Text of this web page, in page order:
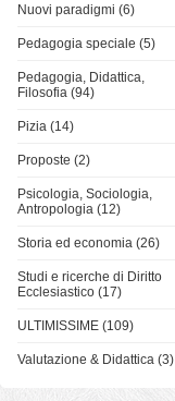
Nuovi paradigmi (6)
Pedagogia speciale (5)
Pedagogia, Didattica,
Filosofia (94)
Pizia (14)
Proposte (2)
Psicologia, Sociologia,
Antropologia (12)
Storia ed economia (26)
Studi e ricerche di Diritto
Ecclesiastico (17)
ULTIMISSIME (109)
Valutazione & Didattica (3)